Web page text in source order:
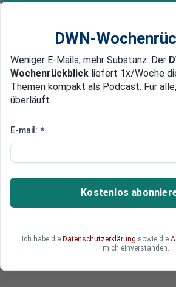
Newsticker MEIN DWN:
Edelmetalle DWN-Magazin
Wikileaks:
Nach Informationen von
ukrainische Präsident seit
Verhältnis zu den Amerikanern.
auf dem Laufenden. Als
betrachteten die Amerikaner
DWN-
Weniger E-Mails, mehr Substanz: Der
Wochenrückblick liefert 1x/Woche
Themen kompakt als Podcast. Für
überläuft.
E-mail: *
Kostenlos
Ich habe die Datenschutzerklärung sowie die
mich einverstanden.